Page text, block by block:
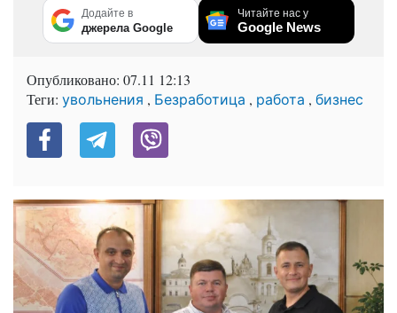
Додайте в
джерела Google
Читайте нас у
Google News
Опубликовано: 07.11 12:13
Теги: увольнения , Безработица , работа , бизнес